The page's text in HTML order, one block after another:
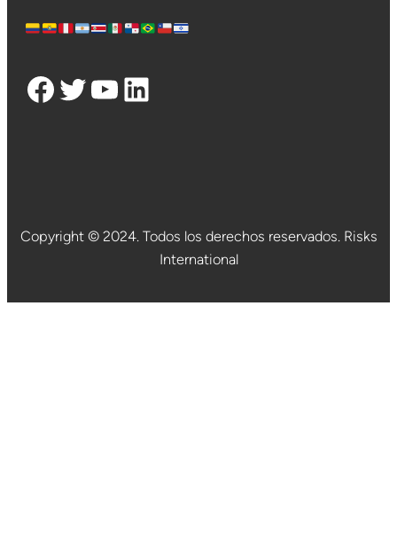
Facebook Twitter YouTube LinkedIn
Copyright © 2024. Todos los derechos reservados. Risks
International